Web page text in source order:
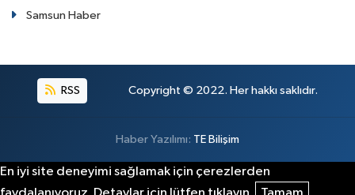
Samsun Haber
RSS Copyright © 2022. Her hakkı saklıdır.
Haber Yazılımı: TE Bilişim
En iyi site deneyimi sağlamak için çerezlerden